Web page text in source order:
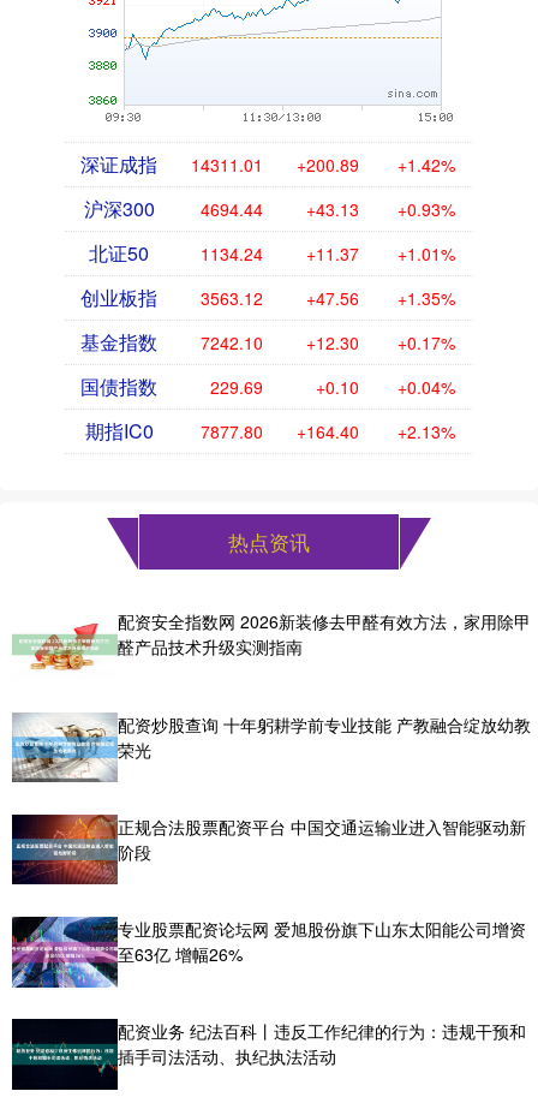
深证成指 14311.01 +200.89 +1.42%
沪深300 4694.44 +43.13 +0.93%
北证50 1134.24 +11.37 +1.01%
创业板指 3563.12 +47.56 +1.35%
基金指数 7242.10 +12.30 +0.17%
国债指数 229.69 +0.10 +0.04%
期指IC0 7877.80 +164.40 +2.13%
热点资讯
配资安全指数网 2026新装修去甲醛有效方法，家用除甲
醛产品技术升级实测指南
配资炒股查询 十年躬耕学前专业技能 产教融合绽放幼教
荣光
正规合法股票配资平台 中国交通运输业进入智能驱动新
阶段
专业股票配资论坛网 爱旭股份旗下山东太阳能公司增资
至63亿 增幅26%
配资业务 纪法百科丨违反工作纪律的行为：违规干预和
插手司法活动、执纪执法活动